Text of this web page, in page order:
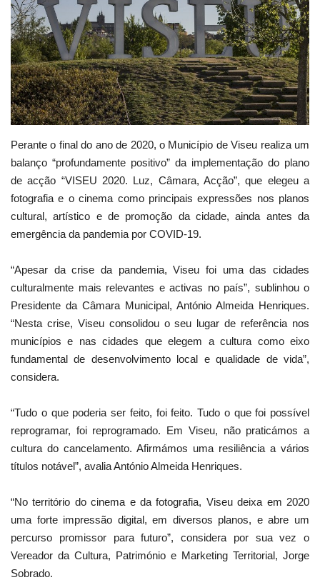
Estatuto Editorial
Saúde
Ficha técnica
Lazer
Ambiente
Perante o final do ano de 2020, o Município de Viseu realiza um
balanço “profundamente positivo” da implementação do plano
de acção “VISEU 2020. Luz, Câmara, Acção”, que elegeu a
fotografia e o cinema como principais expressões nos planos
cultural, artístico e de promoção da cidade, ainda antes da
emergência da pandemia por COVID-19.
“Apesar da crise da pandemia, Viseu foi uma das cidades
culturalmente mais relevantes e activas no país”, sublinhou o
Presidente da Câmara Municipal, António Almeida Henriques.
“Nesta crise, Viseu consolidou o seu lugar de referência nos
municípios e nas cidades que elegem a cultura como eixo
fundamental de desenvolvimento local e qualidade de vida”,
considera.
“Tudo o que poderia ser feito, foi feito. Tudo o que foi possível
reprogramar, foi reprogramado. Em Viseu, não praticámos a
cultura do cancelamento. Afirmámos uma resiliência a vários
títulos notável”, avalia António Almeida Henriques.
“No território do cinema e da fotografia, Viseu deixa em 2020
uma forte impressão digital, em diversos planos, e abre um
percurso promissor para futuro”, considera por sua vez o
Vereador da Cultura, Património e Marketing Territorial, Jorge
Sobrado.